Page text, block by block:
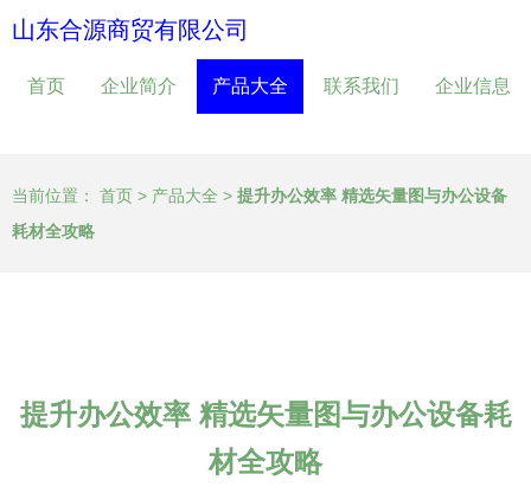
山东合源商贸有限公司
首页 企业简介 产品大全 联系我们 企业信息
当前位置： 首页 > 产品大全 > 提升办公效率 精选矢量图与办公设备
耗材全攻略
提升办公效率 精选矢量图与办公设备耗
材全攻略